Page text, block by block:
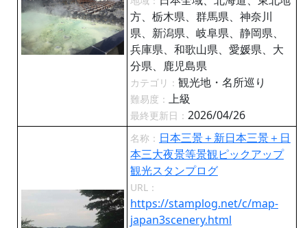
方、栃木県、群馬県、神奈川
県、新潟県、岐阜県、静岡県、
兵庫県、和歌山県、愛媛県、大
分県、鹿児島県
カテゴリ： 観光地・名所巡り
難易度： 上級
最終更新日： 2026/04/26
名称： 日本三景＋新日本三景＋日
本三大夜景等景観ピックアップ
観光スタンプログ
URL：
https://stamplog.net/c/map-
japan3scenery.html